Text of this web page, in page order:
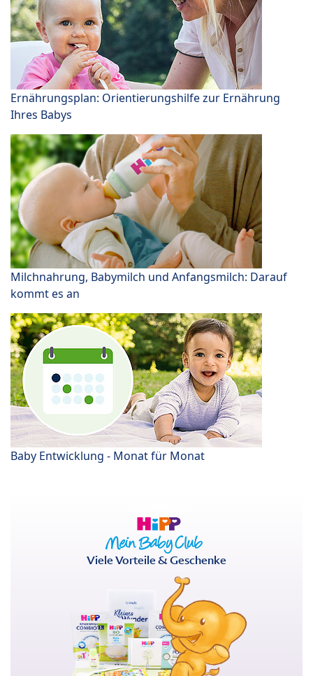
Ernährungsplan: Orientierungshilfe zur Ernährung
Ihres Babys
Milchnahrung, Babymilch und Anfangsmilch: Darauf
kommt es an
Baby Entwicklung - Monat für Monat
Viele Vorteile & Geschenke